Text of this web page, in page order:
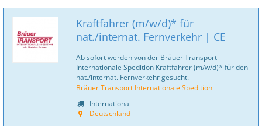
Kraftfahrer (m/w/d)* für
nat./internat. Fernverkehr | CE
Ab sofort werden von der Bräuer Transport
Internationale Spedition Kraftfahrer (m/w/d)* für den
nat./internat. Fernverkehr gesucht.
Bräuer Transport Internationale Spedition
International
Deutschland